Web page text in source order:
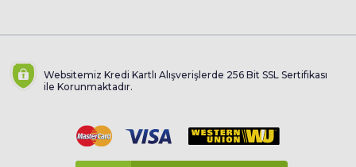
Websitemiz Kredi Kartlı Alışverişlerde 256 Bit SSL Sertifikası
ile Korunmaktadır.